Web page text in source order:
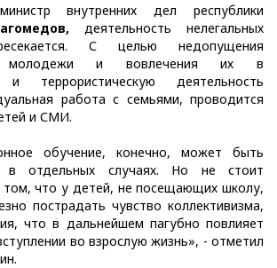
внутренних дел республики
деятельность нелегальных
С целью недопущения
молодежи и вовлечения их в
и террористическую деятельность
работа с семьями, проводится
и СМИ.
обучение, конечно, может быть
в отдельных случаях. Но не стоит
том, что у детей, не посещающих школу,
пострадать чувство коллективизма,
что в дальнейшем пагубно повлияет
во взрослую жизнь», - отметил